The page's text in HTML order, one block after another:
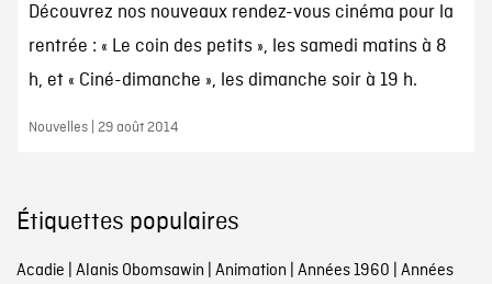
Découvrez nos nouveaux rendez-vous cinéma pour la
rentrée : « Le coin des petits », les samedi matins à 8
h, et « Ciné-dimanche », les dimanche soir à 19 h.
Nouvelles | 29 août 2014
Étiquettes populaires
Acadie | Alanis Obomsawin | Animation | Années 1960 | Années